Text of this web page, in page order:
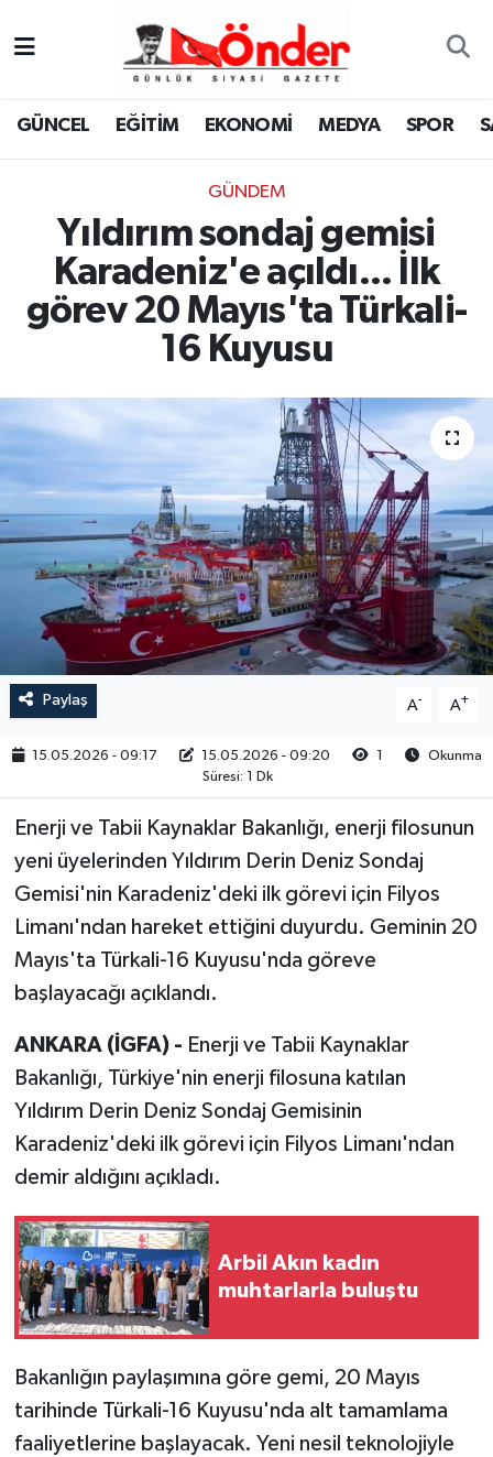
GÜNCEL EĞİTİM EKONOMİ MEDYA SPOR
GÜNDEM
Yıldırım sondaj gemisi
Karadeniz'e açıldı... İlk
görev 20 Mayıs'ta Türkali-
16 Kuyusu
Paylaş A- A+
15.05.2026 - 09:17 15.05.2026 - 09:20 1
Okunma
Süresi: 1 Dk
Enerji ve Tabii Kaynaklar Bakanlığı, enerji filosunun
yeni üyelerinden Yıldırım Derin Deniz Sondaj
Gemisi'nin Karadeniz'deki ilk görevi için Filyos
Limanı'ndan hareket ettiğini duyurdu. Geminin 20
Mayıs'ta Türkali-16 Kuyusu'nda göreve
başlayacağı açıklandı.
ANKARA (İGFA) - Enerji ve Tabii Kaynaklar
Bakanlığı, Türkiye'nin enerji filosuna katılan
Yıldırım Derin Deniz Sondaj Gemisinin
Karadeniz'deki ilk görevi için Filyos Limanı'ndan
demir aldığını açıkladı.
Arbil Akın kadın
muhtarlarla buluştu
Bakanlığın paylaşımına göre gemi, 20 Mayıs
tarihinde Türkali-16 Kuyusu'nda alt tamamlama
faaliyetlerine başlayacak. Yeni nesil teknolojiyle
GÜNCEL
MEDYA
SPOR
KÜLTÜR-SANAT
RESMİ İLAN
Zonguldak Nöbetçi Eczaneler
Zonguldak Namaz Vakitleri
Zonguldak Trafik Yoğunluk Haritası
TFF 3.Lig 4.Grup Puan Durumu ve Fikstür
Tüm Manşetler
Son Dakika Haberleri